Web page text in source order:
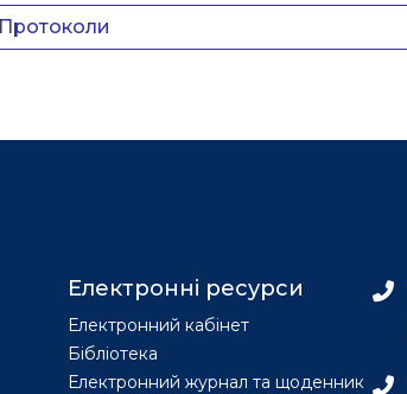
Протоколи
Електронні ресурси
Електронний кабінет
Бібліотека
Електронний журнал та щоденник